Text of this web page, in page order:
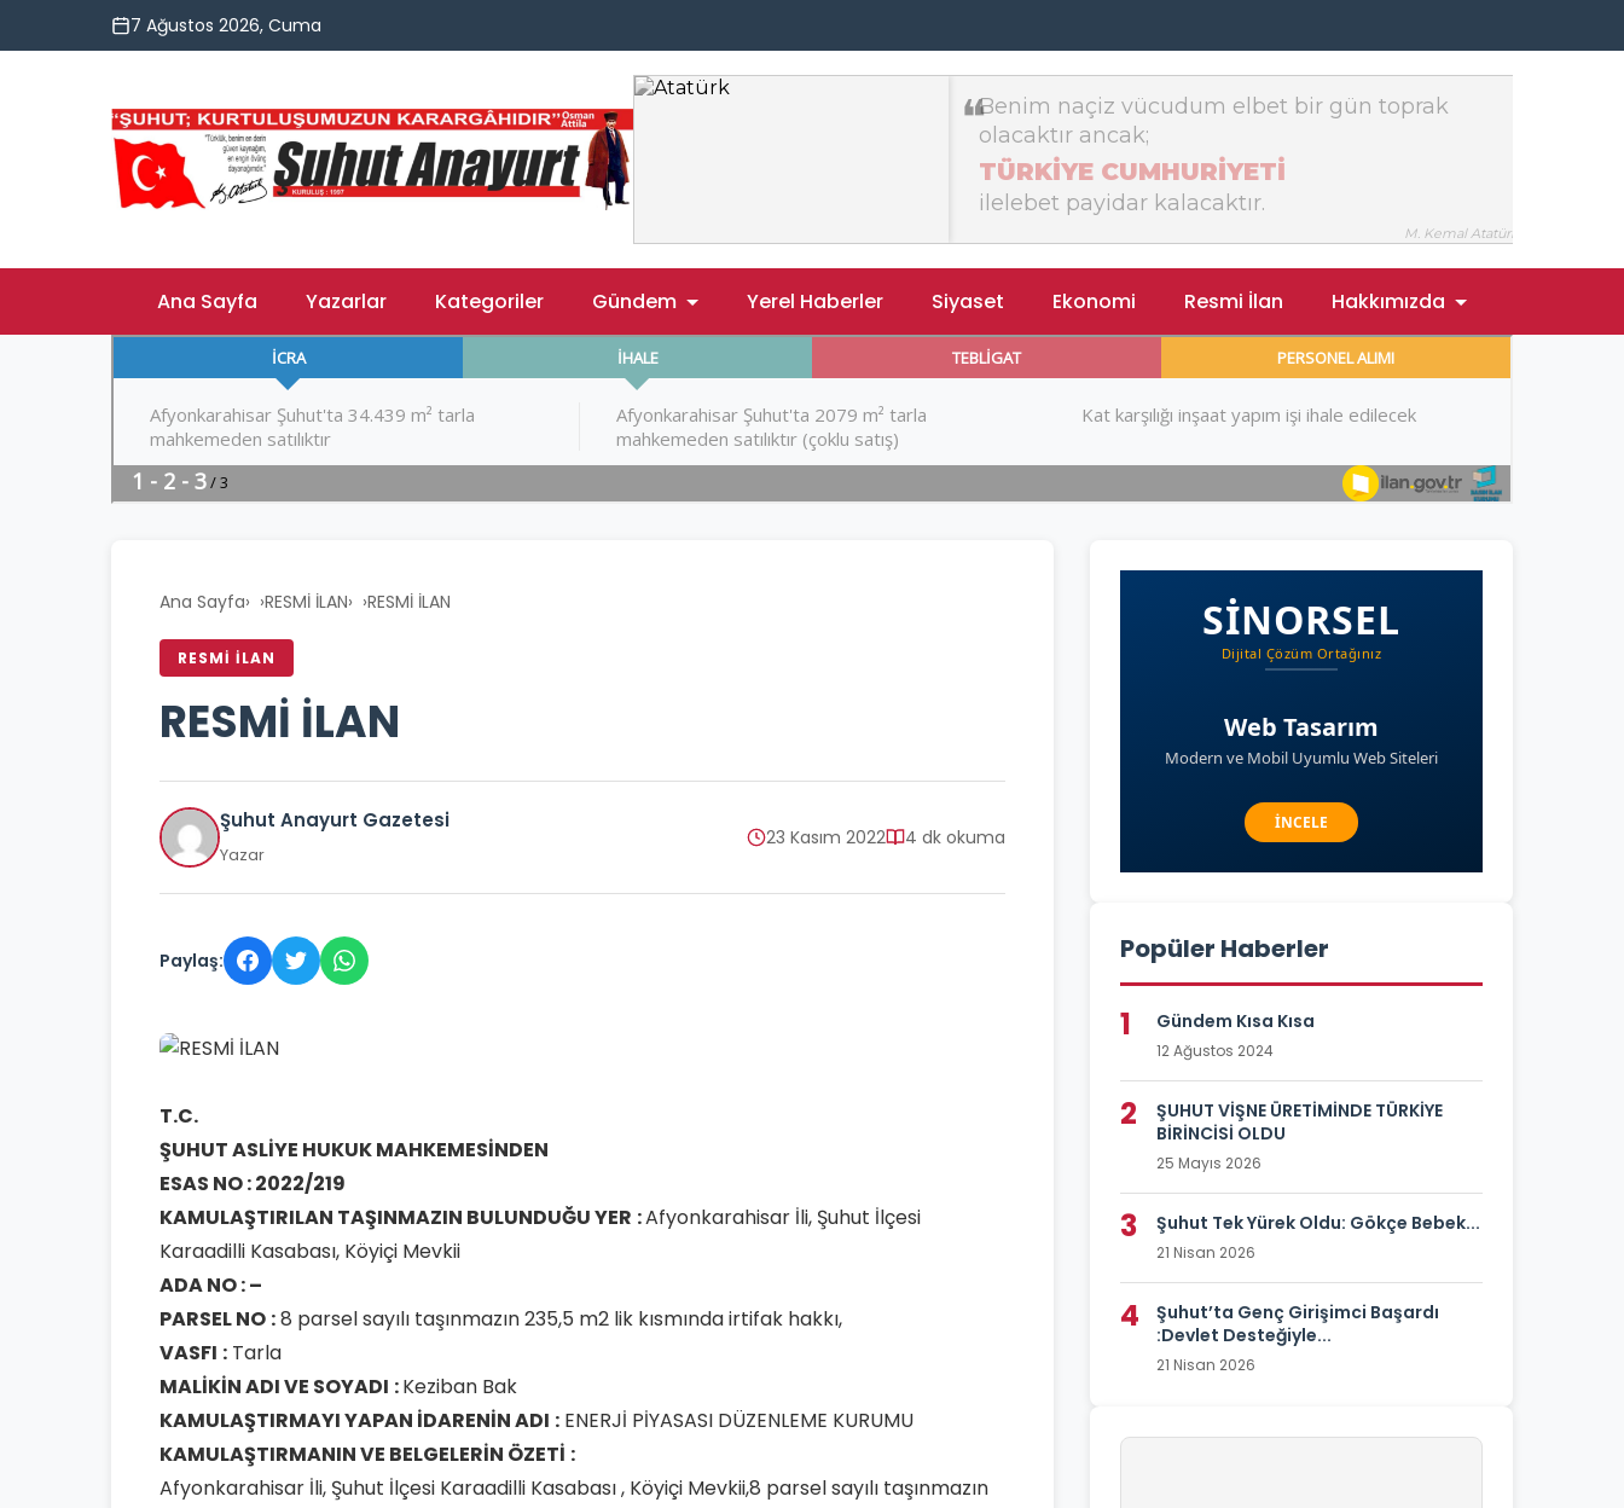
7 Ağustos 2026, Cuma
Ana Sayfa Yazarlar Kategoriler Gündem Yerel Haberler Siyaset Ekonomi Resmi İlan Hakkımızda
Ana Sayfa› RESMİ İLAN› RESMİ İLAN
RESMİ İLAN
RESMİ İLAN
Şuhut Anayurt Gazetesi
Yazar
23 Kasım 2022 4 dk okuma
Paylaş:
T.C.
ŞUHUTASLİYE HUKUK MAHKEMESİNDEN
ESAS NO : 2022/219
KAMULAŞTIRILAN TAŞINMAZIN BULUNDUĞU YER :Afyonkarahisar İli, Şuhut İlçesi
Karaadilli Kasabası, Köyiçi Mevkii
ADA NO : –
PARSEL NO :8 parsel sayılı taşınmazın 235,5 m2 lik kısmında irtifak hakkı,
VASFI : Tarla
MALİKİN ADI VE SOYADI :Keziban Bak
KAMULAŞTIRMAYI YAPAN İDARENİN ADI : ENERJİ PİYASASI DÜZENLEME KURUMU
KAMULAŞTIRMANIN VE BELGELERİN ÖZETİ :
Afyonkarahisar İli, Şuhut İlçesi Karaadilli Kasabası , Köyiçi Mevkii,8 parsel sayılı taşınmazın
Popüler Haberler
1 Gündem Kısa Kısa
12 Ağustos 2024
2
ŞUHUT VİŞNE ÜRETİMİNDE TÜRKİYE
BİRİNCİSİ OLDU
25 Mayıs 2026
3 Şuhut Tek Yürek Oldu: Gökçe Bebek...
21 Nisan 2026
4
Şuhut’ta Genç Girişimci Başardı
:Devlet Desteğiyle...
21 Nisan 2026